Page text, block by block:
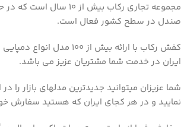
مجموعه تجاری رکاب بیش از
صندل در سطح کشور فعال است.
کفش رکاب با ارائه بیش از 100
ایران در خدمت شما مشتریان عزیز می باشد.
شما عزیزان میتوانید جدیدترین مدلهای بازار را
نمایید و در هر کجای ایران که هستید سفارش